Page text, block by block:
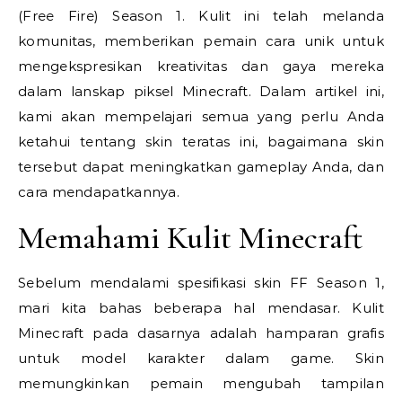
(Free Fire) Season 1. Kulit ini telah melanda
komunitas, memberikan pemain cara unik untuk
mengekspresikan kreativitas dan gaya mereka
dalam lanskap piksel Minecraft. Dalam artikel ini,
kami akan mempelajari semua yang perlu Anda
ketahui tentang skin teratas ini, bagaimana skin
tersebut dapat meningkatkan gameplay Anda, dan
cara mendapatkannya.
Memahami Kulit Minecraft
Sebelum mendalami spesifikasi skin FF Season 1,
mari kita bahas beberapa hal mendasar. Kulit
Minecraft pada dasarnya adalah hamparan grafis
untuk model karakter dalam game. Skin
memungkinkan pemain mengubah tampilan